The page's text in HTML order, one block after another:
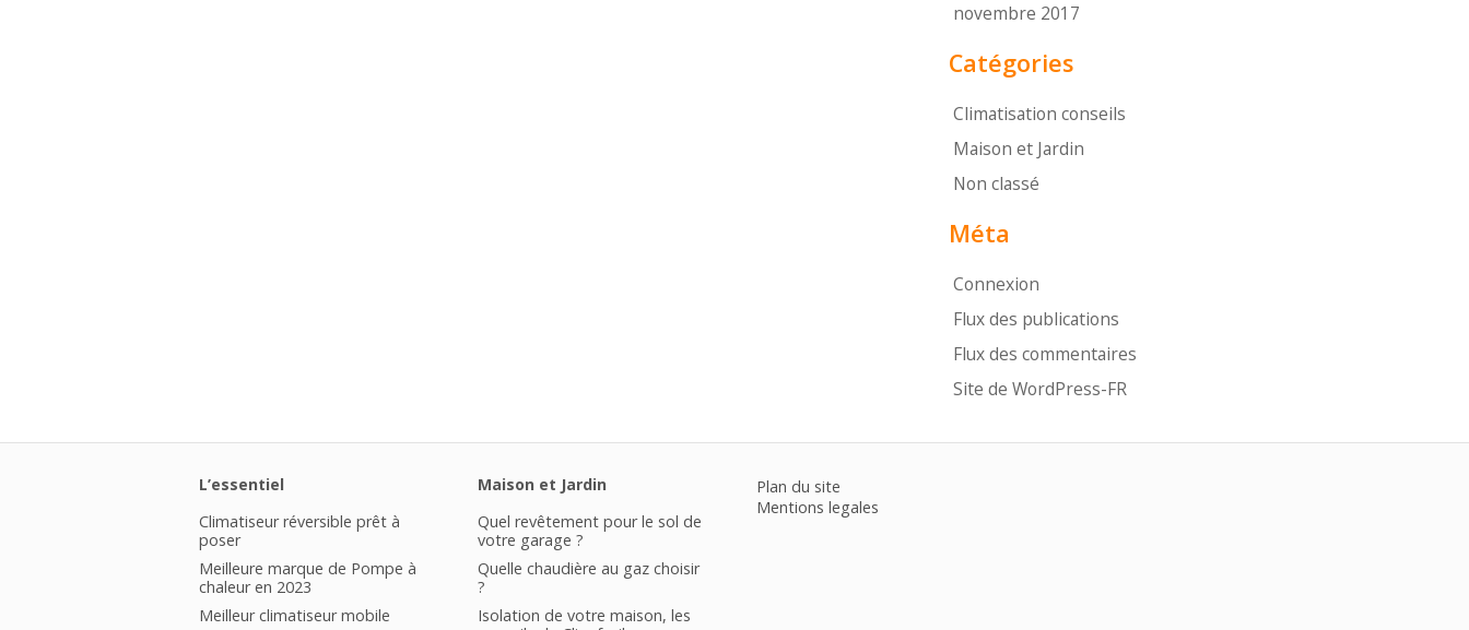
novembre 2017
Catégories
Climatisation conseils
Maison et Jardin
Non classé
Méta
Connexion
Flux des publications
Flux des commentaires
Site de WordPress-FR
L’essentiel
Climatiseur réversible prêt à
poser
Meilleure marque de Pompe à
chaleur en 2023
Meilleur climatiseur mobile
Maison et Jardin
Quel revêtement pour le sol de
votre garage ?
Quelle chaudière au gaz choisir
?
Isolation de votre maison, les
Plan du site
Mentions legales